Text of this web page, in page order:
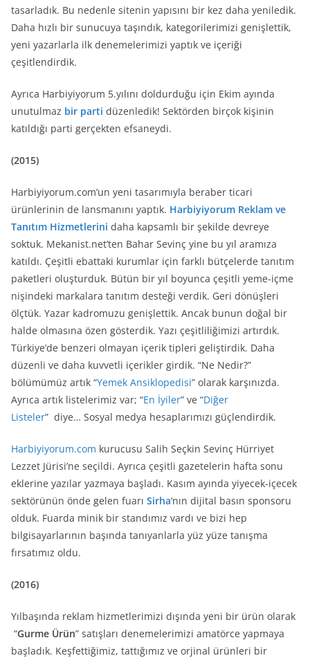
tasarladık. Bu nedenle sitenin yapısını bir kez daha yeniledik.
Daha hızlı bir sunucuya taşındık, kategorilerimizi genişlettik,
yeni yazarlarla ilk denemelerimizi yaptık ve içeriği
çeşitlendirdik.
Ayrıca Harbiyiyorum 5.yılını doldurduğu için Ekim ayında
unutulmaz bir parti düzenledik! Sektörden birçok kişinin
katıldığı parti gerçekten efsaneydi.
(2015)
Harbiyiyorum.com’un yeni tasarımıyla beraber ticari
ürünlerinin de lansmanını yaptık. Harbiyiyorum Reklam ve
Tanıtım Hizmetlerini daha kapsamlı bir şekilde devreye
soktuk. Mekanist.net’ten Bahar Sevinç yine bu yıl aramıza
katıldı. Çeşitli ebattaki kurumlar için farklı bütçelerde tanıtım
paketleri oluşturduk. Bütün bir yıl boyunca çeşitli yeme-içme
nişindeki markalara tanıtım desteği verdik. Geri dönüşleri
ölçtük. Yazar kadromuzu genişlettik. Ancak bunun doğal bir
halde olmasına özen gösterdik. Yazı çeşitliliğimizi artırdık.
Türkiye’de benzeri olmayan içerik tipleri geliştirdik. Daha
düzenli ve daha kuvvetli içerikler girdik. “Ne Nedir?”
bölümümüz artık “Yemek Ansiklopedisi” olarak karşınızda.
Ayrıca artık listelerimiz var; “En İyiler” ve “Diğer
Listeler” diye… Sosyal medya hesaplarımızı güçlendirdik.
Harbiyiyorum.com kurucusu Salih Seçkin Sevinç Hürriyet
Lezzet Jürisi’ne seçildi. Ayrıca çeşitli gazetelerin hafta sonu
eklerine yazılar yazmaya başladı. Kasım ayında yiyecek-içecek
sektörünün önde gelen fuarı Sirha‘nın dijital basın sponsoru
olduk. Fuarda minik bir standımız vardı ve bizi hep
bilgisayarlarının başında tanıyanlarla yüz yüze tanışma
fırsatımız oldu.
(2016)
Yılbaşında reklam hizmetlerimizi dışında yeni bir ürün olarak
“Gurme Ürün” satışları denemelerimizi amatörce yapmaya
başladık. Keşfettiğimiz, tattığımız ve orjinal ürünleri bir